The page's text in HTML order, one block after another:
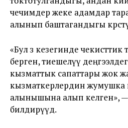
чечимдер жеке адамдар
алынып баштагандыгы
«Бул өз кезегинде
берген, тиешелүү
кызматтык сапаттары жок
кызматкерлердин жумушка
алынышына алып келген»,
билдирүүдө.